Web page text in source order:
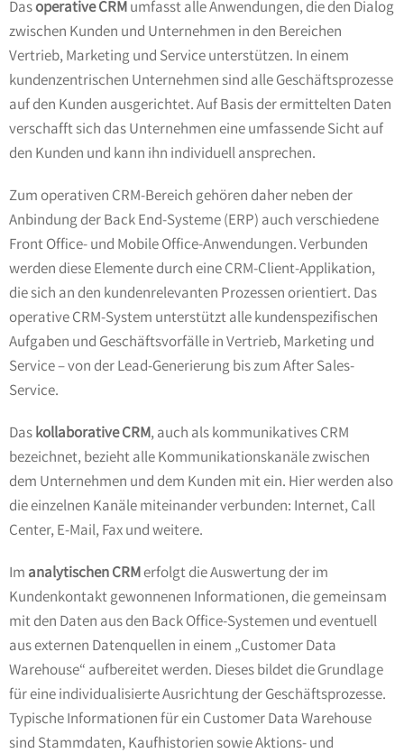
Dasoperative CRMumfasst alle Anwendungen, die den Dialog
zwischen Kunden und Unternehmen in den Bereichen
Vertrieb, Marketing und Service unterstützen. In einem
kundenzentrischen Unternehmen sind alle Geschäftsprozesse
auf den Kunden ausgerichtet. Auf Basis der ermittelten Daten
verschafft sich das Unternehmen eine umfassende Sicht auf
den Kunden und kann ihn individuell ansprechen.
Zum operativen CRM-Bereich gehören daher neben der
Anbindung der Back End-Systeme (ERP) auch verschiedene
Front Office- und Mobile Office-Anwendungen. Verbunden
werden diese Elemente durch eine CRM-Client-Applikation,
die sich an den kundenrelevanten Prozessen orientiert. Das
operative CRM-System unterstützt alle kundenspezifischen
Aufgaben und Geschäftsvorfälle in Vertrieb, Marketing und
Service – von der Lead-Generierung bis zum After Sales-
Service.
Daskollaborative CRM, auch als kommunikatives CRM
bezeichnet, bezieht alle Kommunikationskanäle zwischen
dem Unternehmen und dem Kunden mit ein. Hier werden also
die einzelnen Kanäle miteinander verbunden: Internet, Call
Center, E-Mail, Fax und weitere.
Im analytischen CRMerfolgt die Auswertung der im
Kundenkontakt gewonnenen Informationen, die gemeinsam
mit den Daten aus den Back Office-Systemen und eventuell
aus externen Datenquellen in einem „Customer Data
Warehouse“ aufbereitet werden. Dieses bildet die Grundlage
für eine individualisierte Ausrichtung der Geschäftsprozesse.
Typische Informationen für ein Customer Data Warehouse
sind Stammdaten, Kaufhistorien sowie Aktions- und